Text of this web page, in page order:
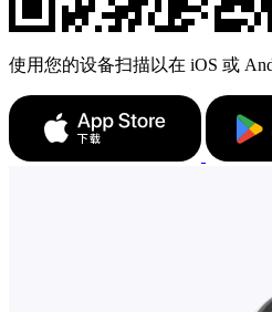
使用您的设备扫描以在 iOS 或